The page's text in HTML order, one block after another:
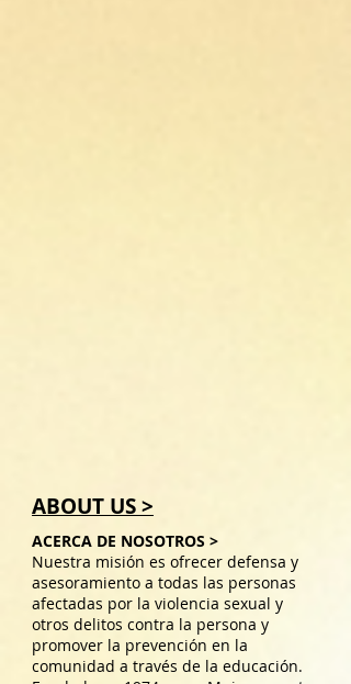
ABOUT US >
ACERCA DE NOSOTROS >
Nuestra misión es ofrecer defensa y
asesoramiento a todas las personas
afectadas por la violencia sexual y
otros delitos contra la persona y
promover la prevención en la
comunidad a través de la educación.